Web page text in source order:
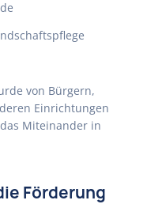
von Bürgern,
Einrichtungen
Miteinander in
Förderung